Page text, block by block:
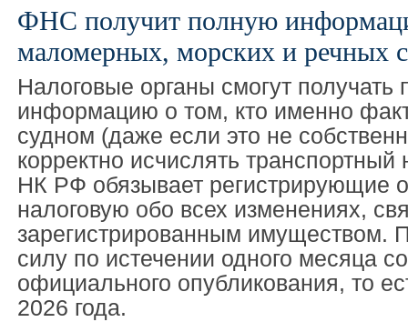
ФНС получит полную
маломерных, морских и речных
Налоговые органы смогут получать
информацию о том, кто именно
судном (даже если это не
корректно исчислять транспортный
НК РФ обязывает регистрирующие
налоговую обо всех изменениях,
зарегистрированным имуществом.
силу по истечении одного месяца
официального опубликования, то
2026 года.